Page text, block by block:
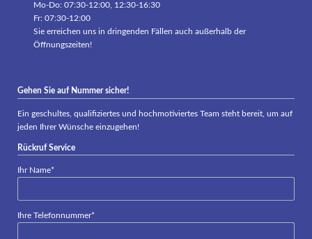
Mo-Do: 07:30-12:00, 12:30-16:30
Fr: 07:30-12:00
Sie erreichen uns in dringenden Fällen auch außerhalb der
Öffnungszeiten!
Gehen Sie auf Nummer sicher!
Ein geschultes, qualifiziertes und hochmotiviertes Team steht bereit, um auf
jeden Ihrer Wünsche einzugehen!
Rückruf Service
Pflichtfeld
Ihr Name*
Pflichtfeld
Ihre Telefonnummer*